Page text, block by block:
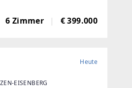
180 m² und kann auch
betreten werden.
6 Zimmer € 399.000
Heute
EISENBERG